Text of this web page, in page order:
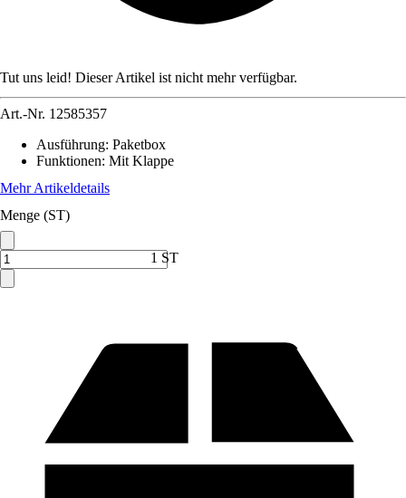
Tut uns leid! Dieser Artikel ist nicht mehr verfügbar.
Art.-Nr. 12585357
Ausführung: Paketbox
Funktionen: Mit Klappe
Mehr Artikeldetails
Menge (ST)
1 ST